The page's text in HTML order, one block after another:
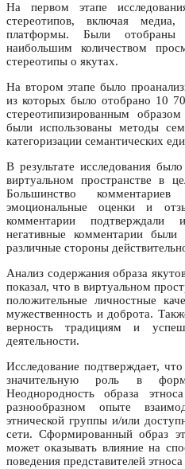
На первом этапе
стереотипов, включая
платформы. Были
наибольшим количеством
стереотипы о якутах.
На втором этапе было
из которых было отобрано 10
стереотипизированным
были использованы методы
категоризации семантических
В результате исследования
виртуальном пространстве в
Большинство
эмоциональные оценки и
комментарии
негативные комментарии
различные стороны
Анализ содержания образа
показал, что в виртуальном
положительные личностные
мужественность и доброта.
верность традициям и
деятельности.
Исследование подтверждает,
значительную роль в
Неоднородность образа
разнообразном опыте
этнической группы и/или
сети. Сформированный образ
может оказывать влияние на
поведения представителей